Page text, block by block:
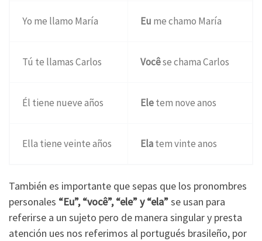
Yo me llamo María Eu me chamo María
Tú te llamas Carlos Vocêse chama Carlos
Él tiene nueve años Eletem nove anos
Ella tiene veinte años Elatem vinte anos
También es importante que sepas que los pronombres
personales “Eu”, “você”, “ele” y “ela”se usan para
referirse a un sujeto pero de manera singular y presta
atención ues nos referimos al portugués brasileño, por